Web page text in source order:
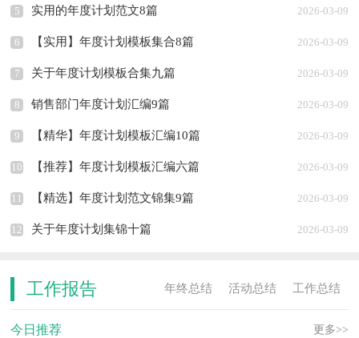
5 实用的年度计划范文8篇 2026-03-09
6 【实用】年度计划模板集合8篇 2026-03-09
7 关于年度计划模板合集九篇 2026-03-09
8 销售部门年度计划汇编9篇 2026-03-09
9 【精华】年度计划模板汇编10篇 2026-03-09
10 【推荐】年度计划模板汇编六篇 2026-03-09
11 【精选】年度计划范文锦集9篇 2026-03-09
12 关于年度计划集锦十篇 2026-03-09
工作报告 工作总结
活动总结
年终总结
实习总结
今日推荐 更多>>